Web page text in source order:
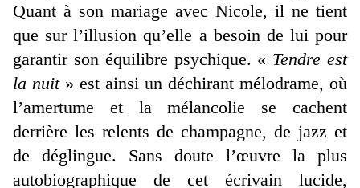
Quant à son mariage avec Nicole, il ne tient
que sur l’illusion qu’elle a besoin de lui pour
garantir son équilibre psychique. « Tendre est
la nuit» est ainsi un déchirant mélodrame, où
l’amertume et la mélancolie se cachent
derrière les relents de champagne, de jazz et
de déglingue. Sans doute l’œuvre la plus
autobiographique de cet écrivain lucide,